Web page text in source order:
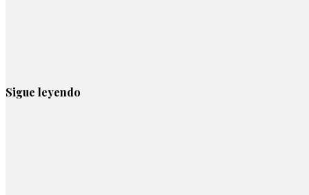
Sigue leyendo